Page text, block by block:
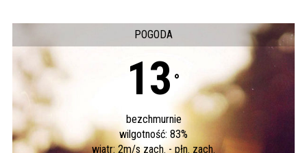
POGODA
13 °
bezchmurnie
wilgotność: 83%
wiatr: 2m/s zach. - płn. zach.